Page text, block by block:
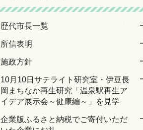
歴代市長一覧
所信表明
施政方針
10月10日サテライト研究室・伊豆長
岡まちなか再生研究「温泉駅再生ア
イデア展示会～健康編～」を見学
企業版ふるさと納税でご寄付いただ